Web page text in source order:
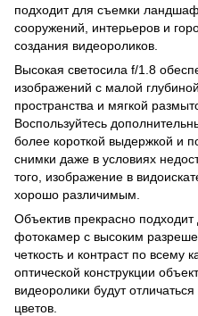
подходит для съемки
сооружений, интерьеров и
создания видеороликов.
Высокая светосила f/1.8
изображений с малой
пространства и мягкой
Воспользуйтесь
более короткой выдержкой и
снимки даже в условиях
того, изображение в
хорошо различимым.
Объектив прекрасно
фотокамер с высоким
четкость и контраст по всему
оптической конструкции
видеоролики будут
цветов.